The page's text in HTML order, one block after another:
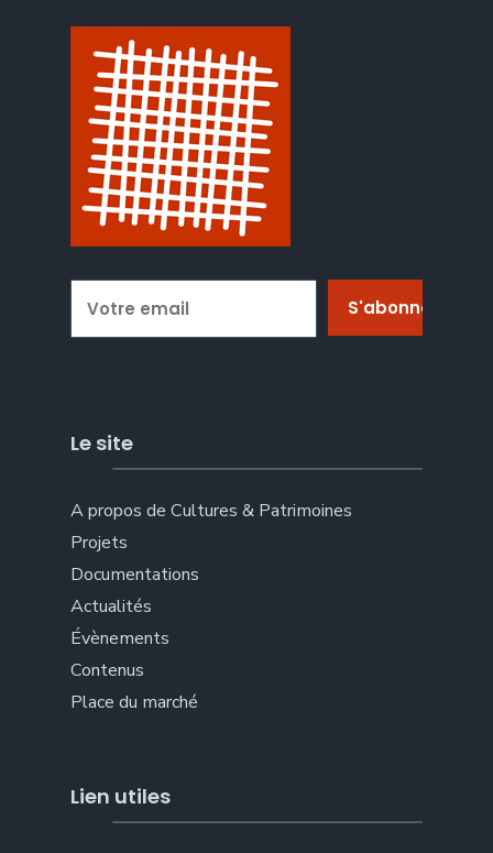
Le site
A propos de Cultures & Patrimoines
Projets
Documentations
Actualités
Évènements
Contenus
Place du marché
Lien utiles